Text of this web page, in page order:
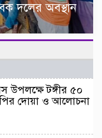
দলের অবস্থান
উপলক্ষে টঙ্গীর ৫০
দোয়া ও আলোচনা